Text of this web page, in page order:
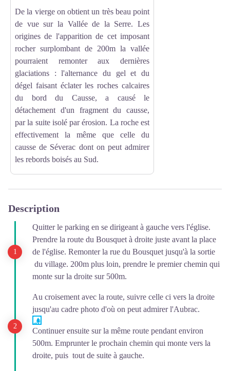
De la vierge on obtient un très beau point
de vue sur la Vallée de la Serre. Les
origines de l'apparition de cet imposant
rocher surplombant de 200m la vallée
pourraient remonter aux dernières
glaciations : l'alternance du gel et du
dégel faisant éclater les roches calcaires
du bord du Causse, a causé le
détachement d'un fragment du causse,
par la suite isolé par érosion. La roche est
effectivement la même que celle du
causse de Séverac dont on peut admirer
les rebords boisés au Sud.
Description
Quitter le parking en se dirigeant à gauche vers l'église.
Prendre la route du Bousquet à droite juste avant la place
de l'église. Remonter la rue du Bousquet jusqu'à la sortie
du village. 200m plus loin, prendre le premier chemin qui
monte sur la droite sur 500m.
Au croisement avec la route, suivre celle ci vers la droite
jusqu'au cadre photo d'où on peut admirer l'Aubrac.
Continuer ensuite sur la même route pendant environ
500m. Emprunter le prochain chemin qui monte vers la
droite, puis tout de suite à gauche.